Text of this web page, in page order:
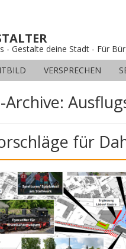
- Gestalte deine Stadt - Für
VERSPRECHEN
für